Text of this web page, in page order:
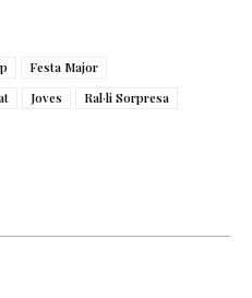
Festa Major
Joves
Ral·li Sorpresa